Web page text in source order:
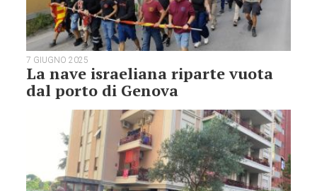
7 GIUGNO 2025
La nave israeliana riparte vuota
dal porto di Genova